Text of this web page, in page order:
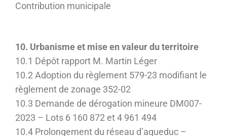
Contribution municipale
10. Urbanisme et mise en valeur du territoire
10.1 Dépôt rapport M. Martin Léger
10.2 Adoption du règlement 579-23 modifiant le
règlement de zonage 352-02
10.3 Demande de dérogation mineure DM007-
2023 – Lots 6 160 872 et 4 961 494
10.4 Prolongement du réseau d’aqueduc –